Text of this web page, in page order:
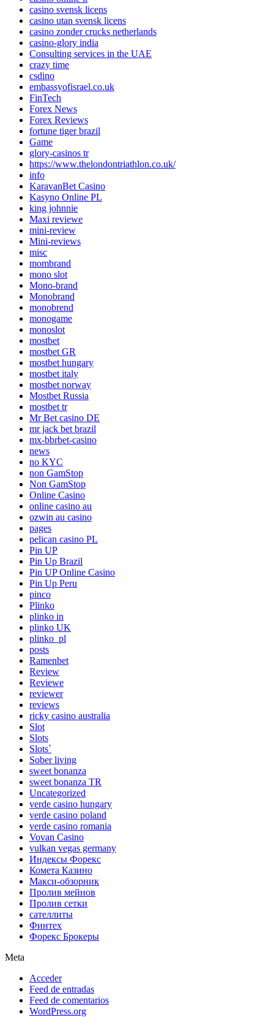
casino svensk licens
casino utan svensk licens
casino zonder crucks netherlands
casino-glory india
Consulting services in the UAE
crazy time
csdino
embassyofisrael.co.uk
FinTech
Forex News
Forex Reviews
fortune tiger brazil
Game
glory-casinos tr
https://www.thelondontriathlon.co.uk/
info
KaravanBet Casino
Kasyno Online PL
king johnnie
Maxi reviewe
mini-review
Mini-reviews
misc
mombrand
mono slot
Mono-brand
Monobrand
monobrend
monogame
monoslot
mostbet
mostbet GR
mostbet hungary
mostbet italy
mostbet norway
Mostbet Russia
mostbet tr
Mr Bet casino DE
mr jack bet brazil
mx-bbrbet-casino
news
no KYC
non GamStop
Non GamStop
Online Casino
online casino au
ozwin au casino
pages
pelican casino PL
Pin UP
Pin Up Brazil
Pin UP Online Casino
Pin Up Peru
pinco
Plinko
plinko in
plinko UK
plinko_pl
posts
Ramenbet
Review
Reviewe
reviewer
reviews
ricky casino australia
Slot
Slots
Slots`
Sober living
sweet bonanza
sweet bonanza TR
Uncategorized
verde casino hungary
verde casino poland
verde casino romania
Vovan Casino
vulkan vegas germany
Индексы Форекс
Комета Казино
Макси-обзорник
Пролив мейнов
Пролив сетки
сателлиты
Финтех
Форекс Брокеры
Meta
Acceder
Feed de entradas
Feed de comentarios
WordPress.org